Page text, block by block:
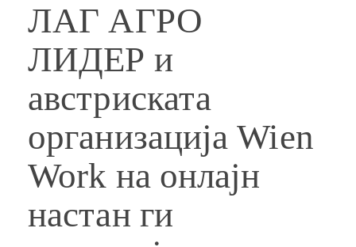
ЛАГ АГРО
ЛИДЕР и
австриската
организација Wien
Work на онлајн
настан ги